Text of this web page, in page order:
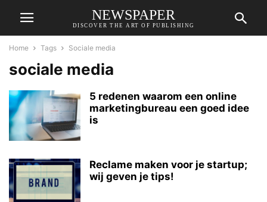
NEWSPAPER
DISCOVER THE ART OF PUBLISHING
Home Tags Sociale media
sociale media
5 redenen waarom een online
marketingbureau een goed idee
is
Reclame maken voor je startup;
wij geven je tips!